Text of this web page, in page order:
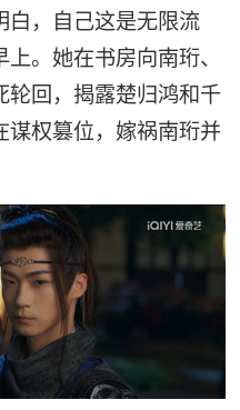
白，自己这是无限流
。她在书房向南珩、
轮回，揭露楚归鸿和千
谋权篡位，嫁祸南珩并